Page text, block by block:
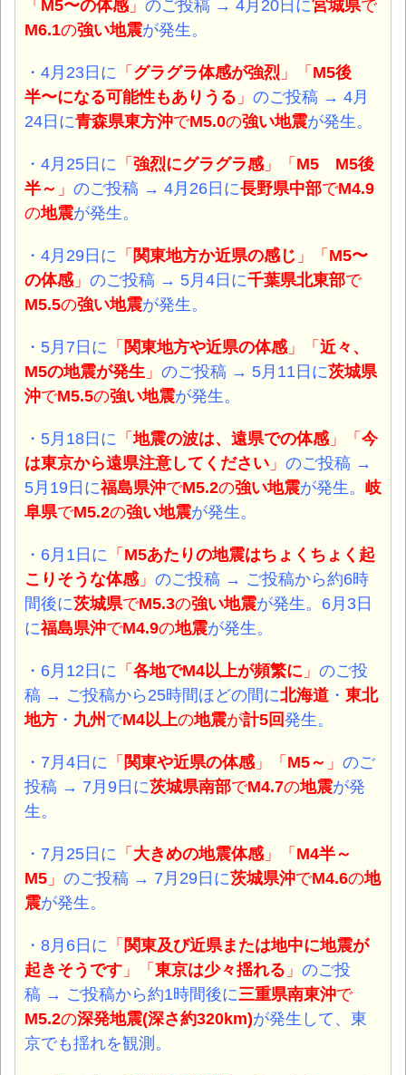
「 M5〜の体感 」 のご投稿 → 4月20日に宮城県で
M6.1の強い地震が発生。
・4月23日 に 「 グラグラ体感が強烈 」「 M5後
半〜になる可能性もありうる 」 のご投稿 → 4月
24日に青森県東方沖でM5.0の強い地震が発生。
・4月25日 に 「 強烈にグラグラ感 」「 M5 M5後
半～ 」 のご投稿 → 4月26日に長野県中部でM4.9
の地震が発生。
・4月29日 に 「 関東地方か近県の感じ 」「 M5〜
の体感 」 のご投稿 → 5月4日に千葉県北東部で
M5.5の強い地震が発生。
・5月7日 に 「 関東地方や近県の体感 」「 近々、
M5の地震が発生 」 のご投稿 → 5月11日に茨城県
沖でM5.5の強い地震が発生。
・5月18日 に 「地震の波は、遠県での体感 」「 今
は東京から遠県注意してください 」 のご投稿 →
5月19日に福島県沖でM5.2の強い地震が発生。 岐
阜県でM5.2の強い地震が発生。
・6月1日 に 「 M5あたりの地震はちょくちょく起
こりそうな体感 」 のご投稿 → ご投稿から約6時
間後に茨城県でM5.3の強い地震が発生。6月3日
に福島県沖でM4.9の地震が発生。
・6月12日 に 「 各地でM4以上が頻繁に 」 のご投
稿 → ご投稿から25時間ほどの間に北海道 ・ 東北
地方 ・ 九州 でM4以上の地震が計5回発生。
・7月4日 に 「 関東や近県の体感 」 「 M5～ 」 のご
投稿 → 7 月9日に茨城県南部でM4.7の地震が発
生。
・7月25日 に 「 大きめの地震体感 」 「 M4半～
M5 」 のご投稿 → 7月29日に茨城県沖でM4.6の地
震が発生。
・8月6日 に 「 関東及び近県または地中に地震が
起きそうです 」 「 東京は少々揺れる 」 のご投
稿 → ご投稿から約1時間後に三重県南東沖で
M5.2の深発地震(深さ約320km)が発生して、東
京でも揺れを観測。